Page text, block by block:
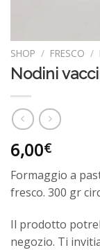
SHOP / FRESCO /
Nodini
6,00€
Formaggio a
fresco. 300 gr
Il prodotto
negozio. Ti